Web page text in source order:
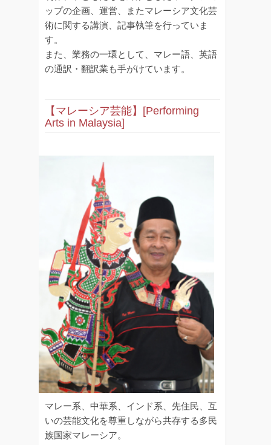
ップの企画、運営、またマレーシア文化芸
術に関する講演、記事執筆を行っていま
す。
また、業務の一環として、マレー語、英語
の通訳・翻訳業も手がけています。
【マレーシア芸能】[Performing
Arts in Malaysia]
マレー系、中華系、インド系、先住民、互
いの芸能文化を尊重しながら共存する多民
族国家マレーシア。